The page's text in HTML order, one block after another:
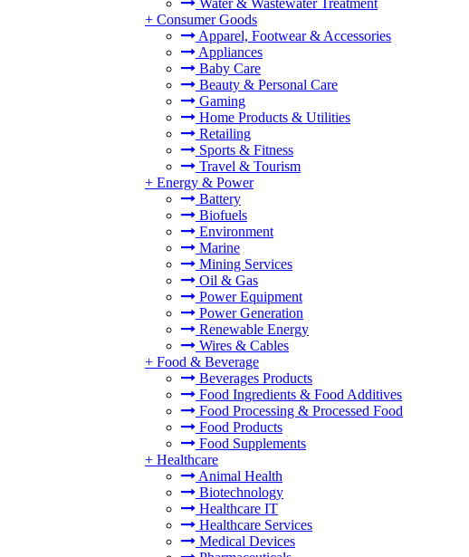
Water & Wastewater Treatment
+ Consumer Goods
Apparel, Footwear & Accessories
Appliances
Baby Care
Beauty & Personal Care
Gaming
Home Products & Utilities
Retailing
Sports & Fitness
Travel & Tourism
+ Energy & Power
Battery
Biofuels
Environment
Marine
Mining Services
Oil & Gas
Power Equipment
Power Generation
Renewable Energy
Wires & Cables
+ Food & Beverage
Beverages Products
Food Ingredients & Food Additives
Food Processing & Processed Food
Food Products
Food Supplements
+ Healthcare
Animal Health
Biotechnology
Healthcare IT
Healthcare Services
Medical Devices